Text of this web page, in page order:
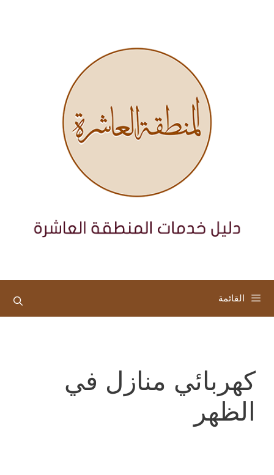
القائمة
كهربائي منازل في
الظهر